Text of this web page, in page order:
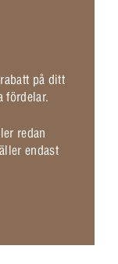
på ditt
fördelar.
redan
endast